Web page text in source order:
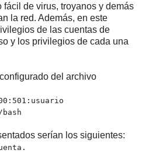
de virus, troyanos y demás
la red. Además, en este
de las cuentas de
y los privilegios de cada una
del archivo
serían los siguientes: